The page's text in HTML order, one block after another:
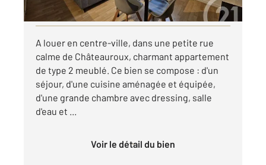
Visiter le site dédié
A louer en centre-ville, dans une petite rue
calme de Châteauroux, charmant appartement
de type 2 meublé. Ce bien se compose : d'un
séjour, d'une cuisine aménagée et équipée,
d'une grande chambre avec dressing, salle
d'eau et ...
Voir le détail du bien